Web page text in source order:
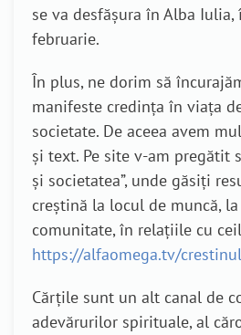
se va desfășura în Alba
februarie.
În plus, ne dorim să
manifeste credința în viața
societate. De aceea avem
și text. Pe site v-am pregătit
și societatea”, unde găsiți
creștină la locul de muncă,
comunitate, în relațiile cu
https://alfaomega.tv/
Cărțile sunt un alt canal de
adevărurilor spirituale, al